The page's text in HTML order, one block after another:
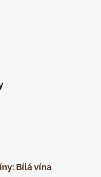
Bílá vína